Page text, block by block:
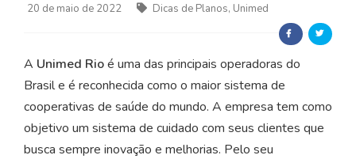
20 de maio de 2022 Dicas de Planos, Unimed
A Unimed Rioé uma das principais operadoras do
Brasil e é reconhecida como o maior sistema de
cooperativas de saúde do mundo. A empresa tem como
objetivo um sistema de cuidado com seus clientes que
busca sempre inovação e melhorias. Pelo seu